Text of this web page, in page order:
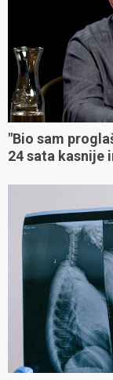
"Bio sam
24 sata kasnije